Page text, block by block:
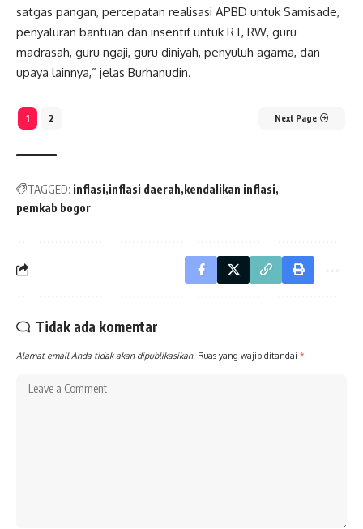
satgas pangan, percepatan realisasi APBD untuk Samisade,
penyaluran bantuan dan insentif untuk RT, RW, guru
madrasah, guru ngaji, guru diniyah, penyuluh agama, dan
upaya lainnya,” jelas Burhanudin.
1 2 Next Page
TAGGED: inflasi inflasi daerah kendalikan inflasi
pemkab bogor
Tidak ada komentar
Alamat email Anda tidak akan dipublikasikan. Ruas yang wajib ditandai *